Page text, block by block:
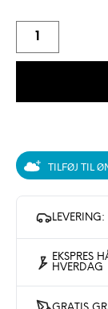
TILFØJ TIL
EKSPRES
HVERDAG